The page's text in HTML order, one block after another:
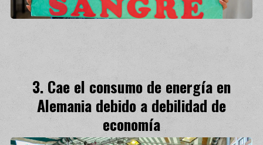
Cae el consumo de energía en
Alemania debido a debilidad de
economía